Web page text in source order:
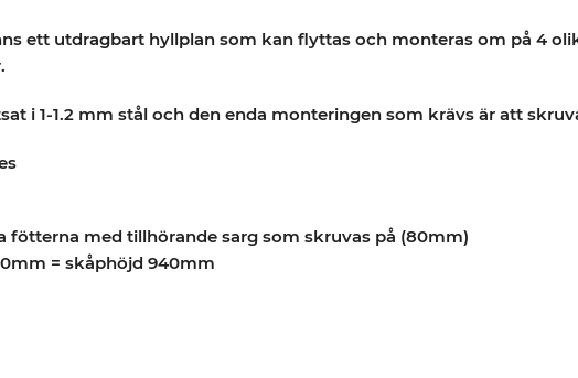
ett utdragbart hyllplan som kan flyttas och monteras om på 4
i 1-1.2 mm stål och den enda monteringen som krävs är att
fötterna med tillhörande sarg som skruvas på (80mm)
= skåphöjd 940mm